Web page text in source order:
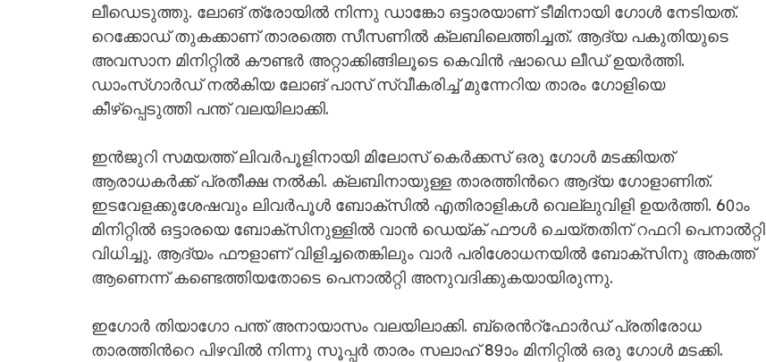
ലീഡെടുത്തു. ലോങ് ത്രോയിൽ നിന്നു ഡാങ്കോ ഒട്ടാരയാണ് ടീമിനായി ഗോൾ നേടിയത്.
റെക്കോഡ് തുകക്കാണ് താരത്തെ സീസണിൽ ക്ലബിലെത്തിച്ചത്. ആദ്യ പകുതിയുടെ
അവസാന മിനിറ്റിൽ കൗണ്ടർ അറ്റാക്കിങ്ങിലൂടെ കെവിൻ ഷാഡെ ലീഡ് ഉയർത്തി.
ഡാംസ്ഗാർഡ് നൽകിയ ലോങ് പാസ് സ്വീകരിച്ച് മുന്നേറിയ താരം ഗോളിയെ
കീഴ്പ്പെടുത്തി പന്ത് വലയിലാക്കി.
ഇൻജുറി സമയത്ത് ലിവർപൂളിനായി മിലോസ് കെർക്കസ് ഒരു ഗോൾ മടക്കിയത്
ആരാധകർക്ക് പ്രതീക്ഷ നൽകി. ക്ലബിനായുള്ള താരത്തിന്‍റെ ആദ്യ ഗോളാണിത്.
ഇടവേളക്കുശേഷവും ലിവർപൂൾ ബോക്സിൽ എതിരാളികൾ വെല്ലുവിളി ഉയർത്തി. 60ാം
മിനിറ്റിൽ ഒട്ടാരയെ ബോക്സിനുള്ളിൽ വാൻ ഡെയ്ക് ഫൗൾ ചെയ്തതിന് റഫറി പെനാൽറ്റി
വിധിച്ചു. ആദ്യം ഫൗളാണ് വിളിച്ചതെങ്കിലും വാർ പരിശോധനയിൽ ബോക്സിനു അകത്ത്
ആണെന്ന് കണ്ടെത്തിയതോടെ പെനാൽറ്റി അനുവദിക്കുകയായിരുന്നു.
ഇഗോർ തിയാഗോ പന്ത് അനായാസം വലയിലാക്കി. ബ്രെന്‍റ്ഫോർഡ് പ്രതിരോധ
താരത്തിന്‍റെ പിഴവിൽ നിന്നു സൂപ്പർ താരം സലാഹ് 89ാം മിനിറ്റിൽ ഒരു ഗോൾ മടക്കി.